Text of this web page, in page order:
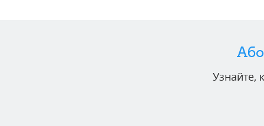
Узнайте,